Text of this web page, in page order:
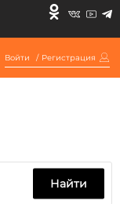
Войти / Регистрация
Найти